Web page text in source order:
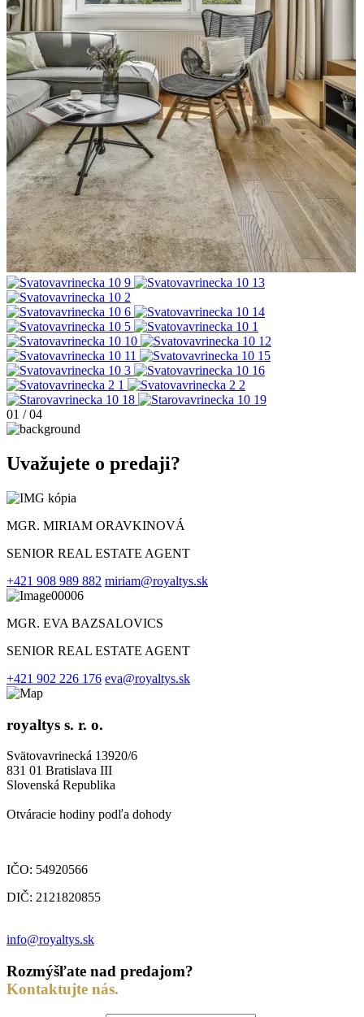
01 / 04
Uvažujete o predaji?
MGR. MIRIAM ORAVKINOVÁ
SENIOR REAL ESTATE AGENT
+421 908 989 882 miriam@royaltys.sk
MGR. EVA BAZSALOVICS
SENIOR REAL ESTATE AGENT
+421 902 226 176 eva@royaltys.sk
royaltys s. r. o.
Svätovavrinecká 13920/6
831 01 Bratislava III
Slovenská Republika
Otváracie hodiny podľa dohody
IČO: 54920566
DIČ: 2121820855
info@royaltys.sk
Rozmýšľate nad predajom?
Kontaktujte nás.